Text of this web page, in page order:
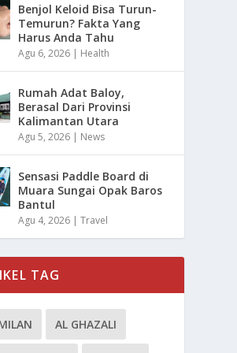
Benjol Keloid Bisa Turun-
Temurun? Fakta Yang
Harus Anda Tahu
Agu 6, 2026 | Health
Rumah Adat Baloy,
Berasal Dari Provinsi
Kalimantan Utara
Agu 5, 2026 | News
Sensasi Paddle Board di
Muara Sungai Opak Baros
Bantul
Agu 4, 2026 |Travel
TAG
AL GHAZALI